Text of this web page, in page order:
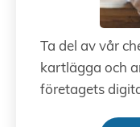
Ta del av vår
kartlägga och
företagets